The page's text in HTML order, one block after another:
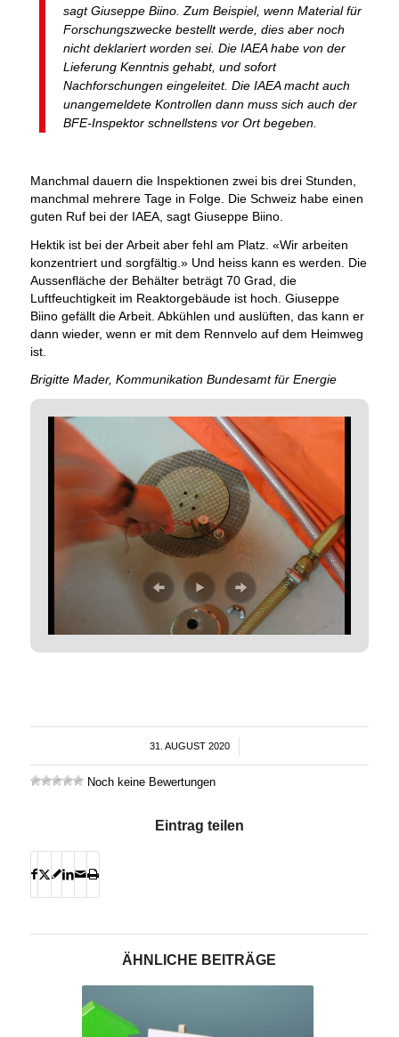
sagt Giuseppe Biino. Zum Beispiel, wenn Material für
Forschungszwecke bestellt werde, dies aber noch
nicht deklariert worden sei. Die IAEA habe von der
Lieferung Kenntnis gehabt, und sofort
Nachforschungen eingeleitet. Die IAEA macht auch
unangemeldete Kontrollen dann muss sich auch der
BFE-Inspektor schnellstens vor Ort begeben.
Manchmal dauern die Inspektionen zwei bis drei Stunden,
manchmal mehrere Tage in Folge. Die Schweiz habe einen
guten Ruf bei der IAEA, sagt Giuseppe Biino.
Hektik ist bei der Arbeit aber fehl am Platz. «Wir arbeiten
konzentriert und sorgfältig.» Und heiss kann es werden. Die
Aussenfläche der Behälter beträgt 70 Grad, die
Luftfeuchtigkeit im Reaktorgebäude ist hoch. Giuseppe
Biino gefällt die Arbeit. Abkühlen und auslüften, das kann er
dann wieder, wenn er mit dem Rennvelo auf dem Heimweg
ist.
Brigitte Mader, Kommunikation Bundesamt für Energie
31. AUGUST 2020
/
Noch keine Bewertungen
Eintrag teilen
ÄHNLICHE BEITRÄGE